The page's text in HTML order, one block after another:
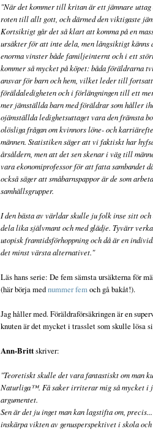
"När det kommer till kritan är ett jämnare
roten till allt gott, och därmed den viktigaste
Kortsiktigt går det så klart att komma på en
ursäkter för att inte dela, men långsiktigt
enorma vinster både familjeinternt och i ett
kommer så mycket på köpet: båda föräldrarna
ansvar för barn och hem, vilket leder till
föräldaledigheten och i förlängningen till ett
mer jämställda barn med föräldrar som håller
ojämställda ledighetsuttaget vara den främsta
olösliga frågan om kvinnors löne- och
männen. Statistiken säger att vi faktiskt har
årsåldern, men att det sen skenar i väg till
vara ekonomiprofessor för att fatta sambandet
också säger att småbarnspappor är de som
samhällsgrupper.
I den bästa av världar skulle ju folk inse sitt och
dela lika självmant och med glädje. Tyvärr
utopisk framtidsförhoppning och då är en
det minst värsta alternativet."
Läs hans serie: De fem sämsta ursäkterna för
(här börja mednummer femoch gå bakåt!).
Jag håller med. Föräldraförsäkringen är en
knuten är det mycket i trasslet som skulle lösa
Ann-Brittskriver:
"Teoretiskt skulle det vara fantastiskt om man
Naturliga™. Få saker irriterar mig så mycket i
argumentet.
Sen är det ju inget man kan lagstifta om,
inskärpa vikten av genusperspektivet i skola